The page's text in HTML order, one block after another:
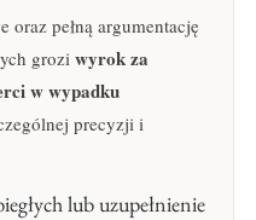
oraz pełną argumentację
grozi wyrok za
w wypadku
precyzji i
lub uzupełnienie